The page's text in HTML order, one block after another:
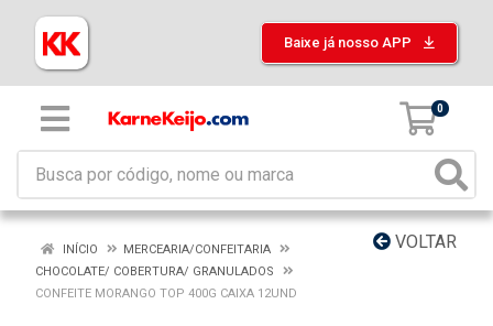
Baixe já nosso APP
0
VOLTAR
INÍCIO
MERCEARIA/CONFEITARIA
CHOCOLATE/ COBERTURA/ GRANULADOS
CONFEITE MORANGO TOP 400G CAIXA 12UND